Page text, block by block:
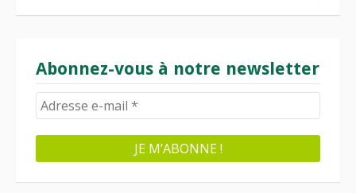
Abonnez-vous à notre newsletter